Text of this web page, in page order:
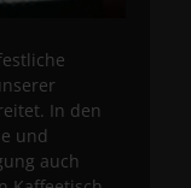
In den
und
auch